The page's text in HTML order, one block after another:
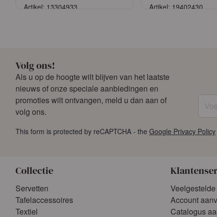
Artikel: 13304933 Artikel: 19402430
Volg ons!
Als u op de hoogte wilt blijven van het laatste
nieuws of onze speciale aanbiedingen en
promoties wilt ontvangen, meld u dan aan of
volg ons.
This form is protected by reCAPTCHA - the Google Privacy Policy
Collectie
Servetten
Tafelaccessoires
Textiel
Account
Catalogus